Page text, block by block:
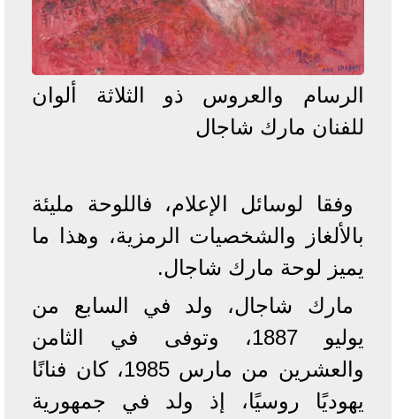
الرسام والعروس ذو الثلاثة ألوان
للفنان مارك شاجال
وفقا لوسائل الإعلام، فاللوحة مليئة
بالألغاز والشخصيات الرمزية، وهذا ما
يميز لوحة مارك شاجال.
مارك شاجال، ولد في السابع من
يوليو 1887، وتوفى في الثامن
والعشرين من مارس 1985، كان فنانًا
يهوديًا روسيًا، إذ ولد في جمهورية